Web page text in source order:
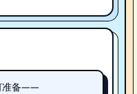
准备——